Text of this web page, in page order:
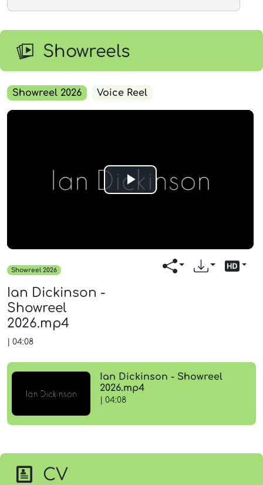
Showreels
Showreel 2026 Voice Reel
Play
Showreel 2026
Ian Dickinson -
Showreel
2026.mp4
| 04:08
Ian Dickinson - Showreel
2026.mp4
| 04:08
CV